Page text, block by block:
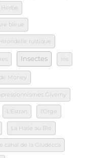
Herbe
bleue
rustique
Insectes Iris
Money
Giverny
L'Estran l'Orge
La Halle au Blé
canal de la Giudecca